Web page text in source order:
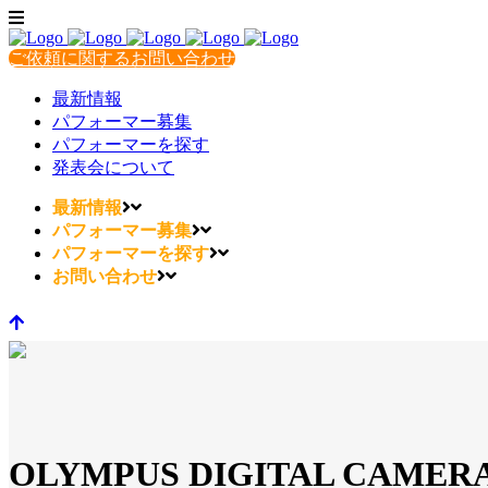
ご依頼に関するお問い合わせ
最新情報
パフォーマー募集
パフォーマーを探す
発表会について
最新情報
パフォーマー募集
パフォーマーを探す
お問い合わせ
OLYMPUS DIGITAL